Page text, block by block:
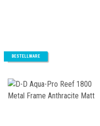
BESTELLWARE